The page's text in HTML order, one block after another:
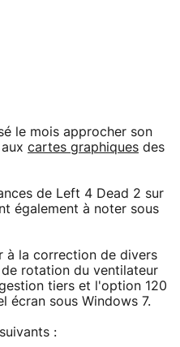
le mois approcher son
cartes graphiques des
de Left 4 Dead 2 sur
également à noter sous
à la correction de divers
rotation du ventilateur
tiers et l'option 120
écran sous Windows 7.
: